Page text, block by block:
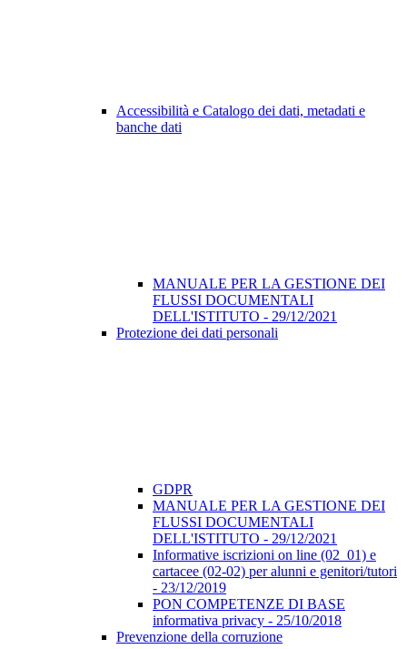
Accessibilità e Catalogo dei dati, metadati e
banche dati
MANUALE PER LA GESTIONE DEI
FLUSSI DOCUMENTALI
DELL'ISTITUTO - 29/12/2021
Protezione dei dati personali
GDPR
MANUALE PER LA GESTIONE DEI
FLUSSI DOCUMENTALI
DELL'ISTITUTO - 29/12/2021
Informative iscrizioni on line (02_01) e
cartacee (02-02) per alunni e genitori/tutori
- 23/12/2019
PON COMPETENZE DI BASE
informativa privacy - 25/10/2018
Prevenzione della corruzione